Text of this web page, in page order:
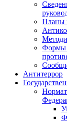
Планы
Формы
Антитеррор